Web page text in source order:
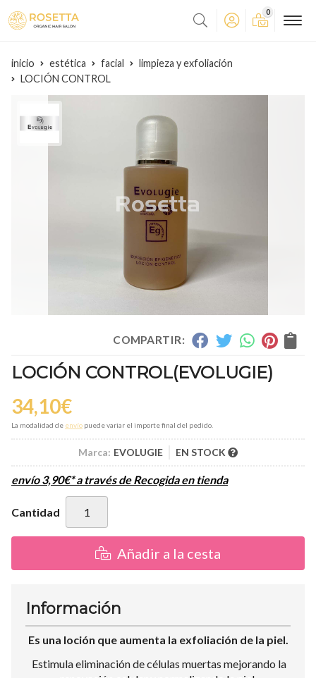
0
inicio estética facial
limpieza y exfoliación
LOCIÓN CONTROL
COMPARTIR:
LOCIÓN CONTROL(EVOLUGIE)
34,10€
La modalidad de envío puede variar el importe final del pedido.
Marca: EVOLUGIE EN STOCK
envío3,90€*a través deRecogida en tienda
Cantidad
Añadir a la cesta
Información
Es una loción que aumenta la exfoliación de la piel.
Estimula eliminación de células muertas mejorando la